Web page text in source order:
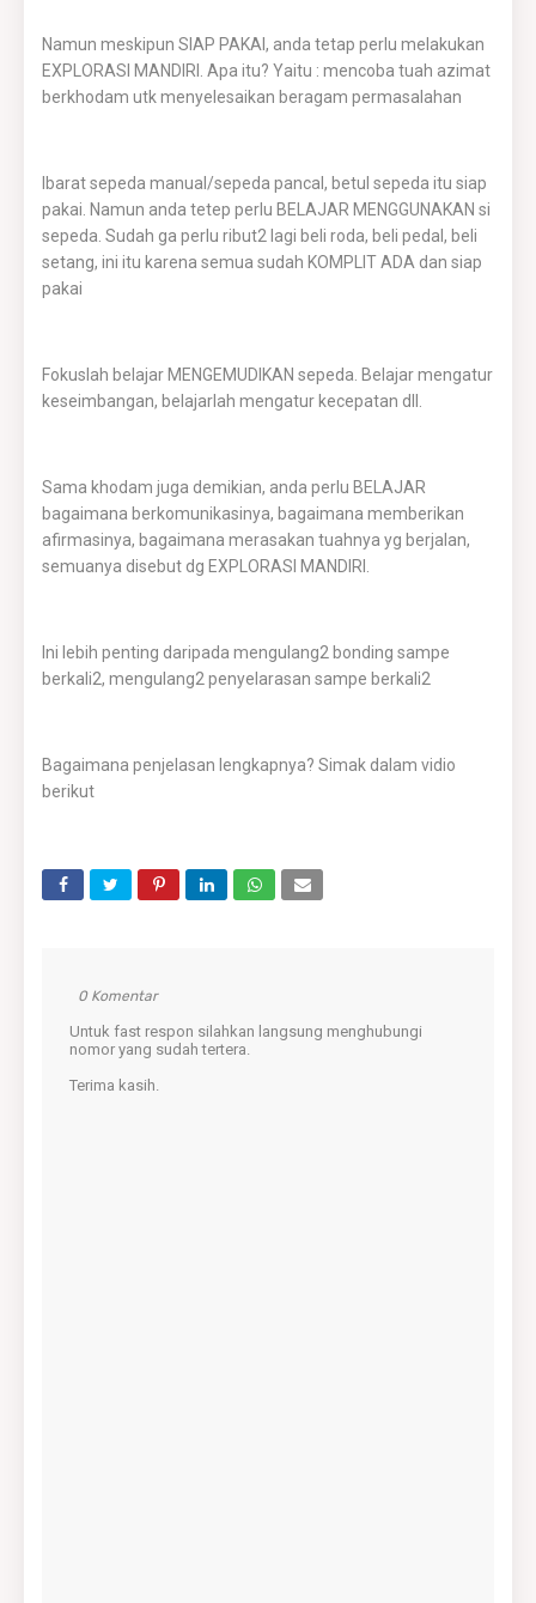
Namun meskipun SIAP PAKAI, anda tetap perlu melakukan
EXPLORASI MANDIRI. Apa itu? Yaitu : mencoba tuah azimat
berkhodam utk menyelesaikan beragam permasalahan
Ibarat sepeda manual/sepeda pancal, betul sepeda itu siap
pakai. Namun anda tetep perlu BELAJAR MENGGUNAKAN si
sepeda. Sudah ga perlu ribut2 lagi beli roda, beli pedal, beli
setang, ini itu karena semua sudah KOMPLIT ADA dan siap
pakai
Fokuslah belajar MENGEMUDIKAN sepeda. Belajar mengatur
keseimbangan, belajarlah mengatur kecepatan dll.
Sama khodam juga demikian, anda perlu BELAJAR
bagaimana berkomunikasinya, bagaimana memberikan
afirmasinya, bagaimana merasakan tuahnya yg berjalan,
semuanya disebut dg EXPLORASI MANDIRI.
Ini lebih penting daripada mengulang2 bonding sampe
berkali2, mengulang2 penyelarasan sampe berkali2
Bagaimana penjelasan lengkapnya? Simak dalam vidio
berikut
0 Komentar
Untuk fast respon silahkan langsung menghubungi
nomor yang sudah tertera.
Terima kasih.